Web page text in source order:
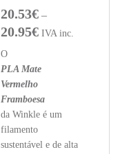
20.53€ –
20.95€Price range:
IVA inc.
O
PLA Mate
Vermelho
Framboesa
da Winkle é um
filamento
sustentável e de alta